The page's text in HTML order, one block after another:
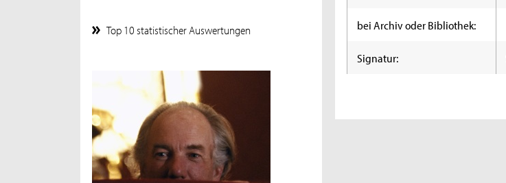
Top 10 statistischer Auswertungen bei Archiv oder Bibliothek:
Signatur: